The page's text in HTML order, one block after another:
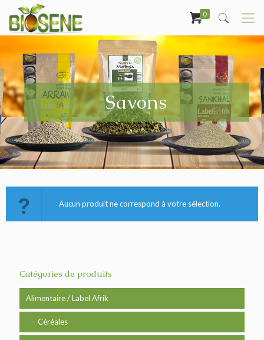
0
Savons
Aucun produit ne correspond à votre sélection.
Catégories de produits
Alimentaire / Label Afrik
Céréales